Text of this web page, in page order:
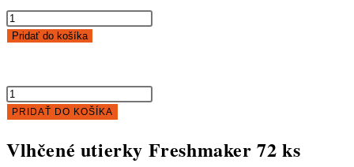
množstvo
Vlhčené
utierky
ks
Pridať do košíka
množstvo
Vlhčené
utierky
72
PRIDAŤ DO KOŠÍKA
Vlhčené utierky Freshmaker 72 ks